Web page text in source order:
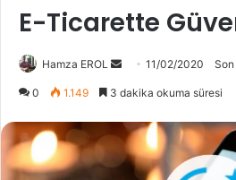
E-Ticarette
Hamza EROL
Bir
göndermek
11/02/2020
0 1.149 3 dakika okuma süresi